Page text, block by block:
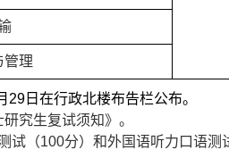
管理
29日在行政北楼布告栏公布。
究生复试须知》。
试（100分）和外国语听力口语测